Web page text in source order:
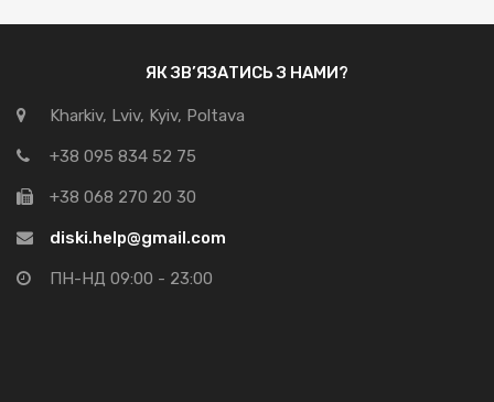
ЯК ЗВ’ЯЗАТИСЬ З НАМИ?
Kharkiv, Lviv, Kyiv, Poltava
+38 095 834 52 75
+38 068 270 20 30
diski.help@gmail.com
ПН-НД 09:00 - 23:00